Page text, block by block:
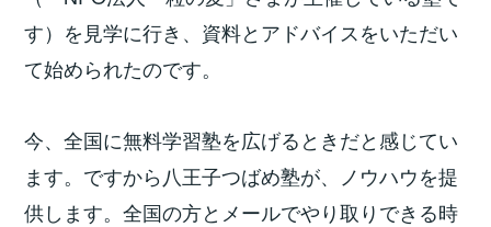
す）を見学に行き、資料とアドバイスをいただい
て始められたのです。
今、全国に無料学習塾を広げるときだと感じてい
ます。ですから八王子つばめ塾が、ノウハウを提
供します。全国の方とメールでやり取りできる時